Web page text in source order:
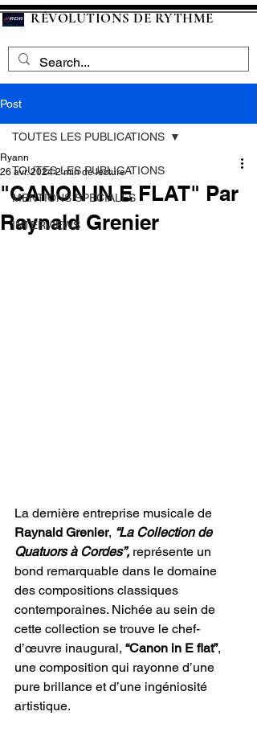
RÉVOLUTIONS DE RYTHME
Post
TOUTES LES PUBLICATIONS
MENTIONS SPECIALES
INTERVIEWS
TOUTES LES PUBLICATIONS
"CANON IN E FLAT" Par
Raynald Grenier
Ryann
26 avr. 2024 2 min de lecture
La dernière entreprise musicale de
Raynald Grenier, “La Collection de
Quatuors à Cordes”, représente un
bond remarquable dans le domaine
des compositions classiques
contemporaines. Nichée au sein de
cette collection se trouve le chef-
d’œuvre inaugural, “Canon in E flat”,
une composition qui rayonne d’une
pure brillance et d’une ingéniosité
artistique.